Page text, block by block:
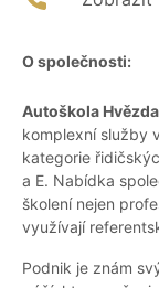
O společnosti:
Autoškola Hvězda
komplexní služby
kategorie
a E. Nabídka
školení nejen
využívají
Podnik je znám